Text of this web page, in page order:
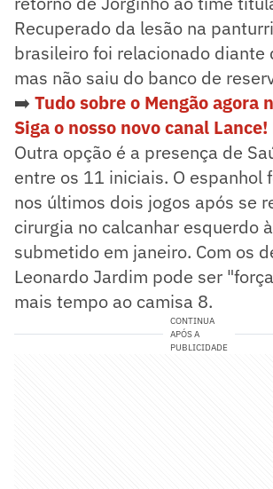
Recuperado da lesão na
brasileiro foi relacionado diante
mas não saiu do banco de
➡️ Tudo sobre o Mengão agora
Siga o nosso novo canal
Outra opção é a presença de
entre os 11 iniciais. O espanhol
nos últimos dois jogos após se
cirurgia no calcanhar esquerdo
submetido em janeiro. Com os
Leonardo Jardim pode ser
mais tempo ao camisa 8.
CONTINUA
APÓS A
PUBLICIDADE